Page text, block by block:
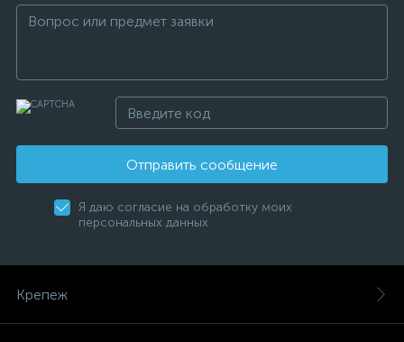
Отправить сообщение
Я даю согласие на обработку моих
персональных данных
Крепеж